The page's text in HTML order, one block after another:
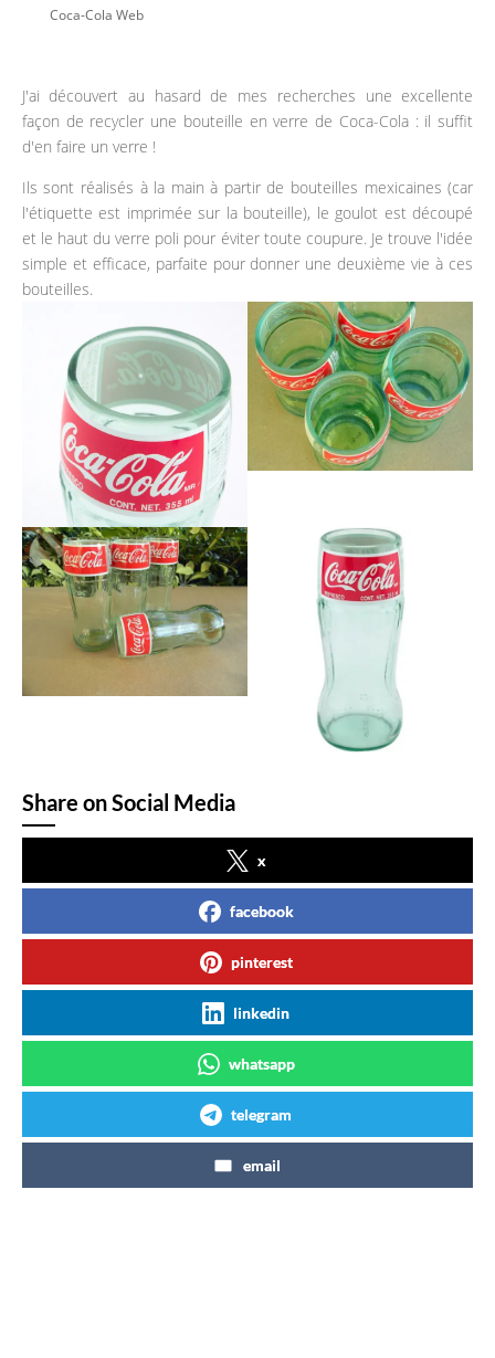
Coca-Cola Web
J'ai découvert au hasard de mes recherches une excellente
façon de recycler une bouteille en verre de Coca-Cola : il suffit
d'en faire un verre !
Ils sont réalisés à la main à partir de bouteilles mexicaines (car
l'étiquette est imprimée sur la bouteille), le goulot est découpé
et le haut du verre poli pour éviter toute coupure. Je trouve l'idée
simple et efficace, parfaite pour donner une deuxième vie à ces
bouteilles.
Share on Social Media
x
facebook
pinterest
linkedin
whatsapp
telegram
email